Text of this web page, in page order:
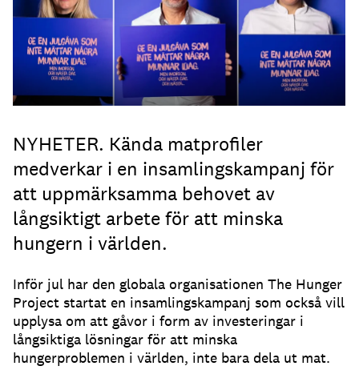
NYHETER. Kända matprofiler
medverkar i en insamlingskampanj för
att uppmärksamma behovet av
långsiktigt arbete för att minska
hungern i världen.
Inför jul har den globala organisationen The Hunger
Project startat en insamlingskampanj som också vill
upplysa om att gåvor i form av investeringar i
långsiktiga lösningar för att minska
hungerproblemen i världen, inte bara dela ut mat.